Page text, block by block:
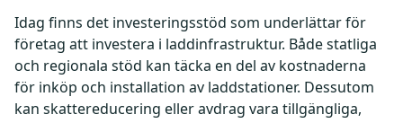
Idag finns det investeringsstöd som underlättar för
företag att investera i laddinfrastruktur. Både statliga
och regionala stöd kan täcka en del av kostnaderna
för inköp och installation av laddstationer. Dessutom
kan skattereducering eller avdrag vara tillgängliga,